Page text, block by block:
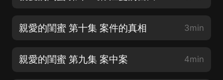
親愛的閨蜜 第十集 案件的真相 3min
親愛的閨蜜 第九集 案中案 4min